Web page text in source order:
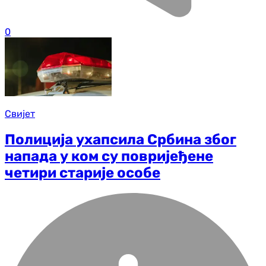
0
Свијет
Полиција ухапсила Србина због
напада у ком су повријеђене
четири старије особе